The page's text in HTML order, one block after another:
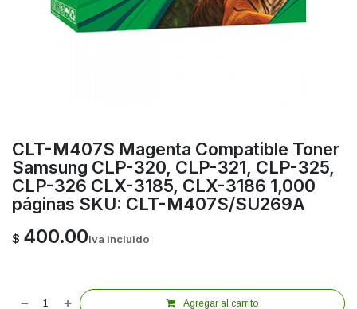
CLT-M407S Magenta Compatible Toner
Samsung CLP-320, CLP-321, CLP-325,
CLP-326 CLX-3185, CLX-3186 1,000
páginas SKU: CLT-M407S/SU269A
$ 400.00Iva incluido
Agregar al carrito